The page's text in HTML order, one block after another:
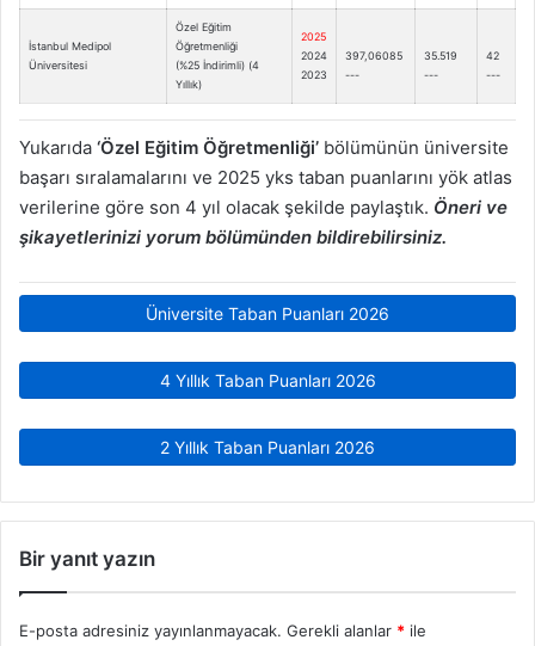
İstanbul Medipol
Üniversitesi
Özel Eğitim
Öğretmenliği
(%25 İndirimli) (4
Yıllık)
2025
2024
2023
397,06085
---
35.519
---
42
---
Yukarıda ‘Özel Eğitim Öğretmenliği’ bölümünün üniversite
başarı sıralamalarını ve 2025 yks taban puanlarını yök atlas
verilerine göre son 4 yıl olacak şekilde paylaştık. Öneri ve
şikayetlerinizi yorum bölümünden bildirebilirsiniz.
Üniversite Taban Puanları 2026
4 Yıllık Taban Puanları 2026
2 Yıllık Taban Puanları 2026
Bir yanıt yazın
E-posta adresiniz yayınlanmayacak. Gerekli alanlar * ile